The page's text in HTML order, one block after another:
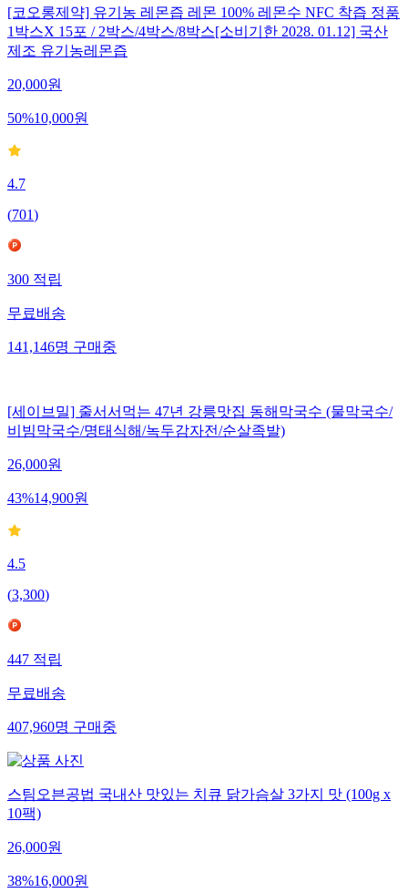
[코오롱제약] 유기농 레몬즙 레몬 100% 레몬수 NFC 착즙 정품
1박스X 15포 / 2박스/4박스/8박스[소비기한 2028. 01.12] 국산
제조 유기농레몬즙
20,000원
50%10,000원
4.7
(701)
300 적립
무료배송
141,146명 구매중
[세이브밀] 줄서서먹는 47년 강릉맛집 동해막국수 (물막국수/
비빔막국수/명태식해/녹두감자전/순살족발)
26,000원
43%14,900원
4.5
(3,300)
447적립
무료배송
407,960명구매중
스팀오븐공법 국내산 맛있는 치큐 닭가슴살 3가지 맛 (100g x
10팩)
26,000원
38%16,000원